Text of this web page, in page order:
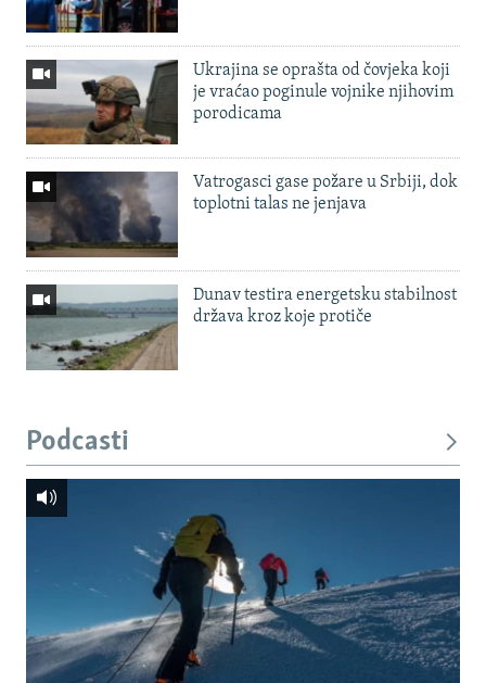
Ukrajina se oprašta od čovjeka koji
je vraćao poginule vojnike njihovim
porodicama
Vatrogasci gase požare u Srbiji, dok
toplotni talas ne jenjava
Dunav testira energetsku stabilnost
država kroz koje protiče
Podcasti